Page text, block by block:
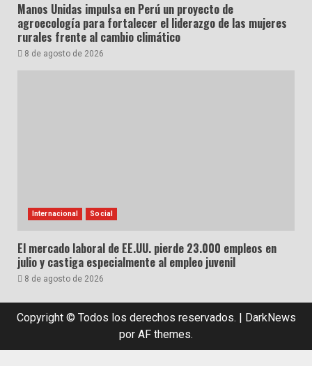
Manos Unidas impulsa en Perú un proyecto de
agroecología para fortalecer el liderazgo de las mujeres
rurales frente al cambio climático
8 de agosto de 2026
Internacional Social
El mercado laboral de EE.UU. pierde 23.000 empleos en
julio y castiga especialmente al empleo juvenil
8 de agosto de 2026
Copyright © Todos los derechos reservados.
DarkNews
por AF themes.